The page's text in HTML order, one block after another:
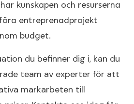
kunskapen och resurserna
entreprenadprojekt
budget.
du befinner dig i, kan du
team av experter för att
markarbeten till